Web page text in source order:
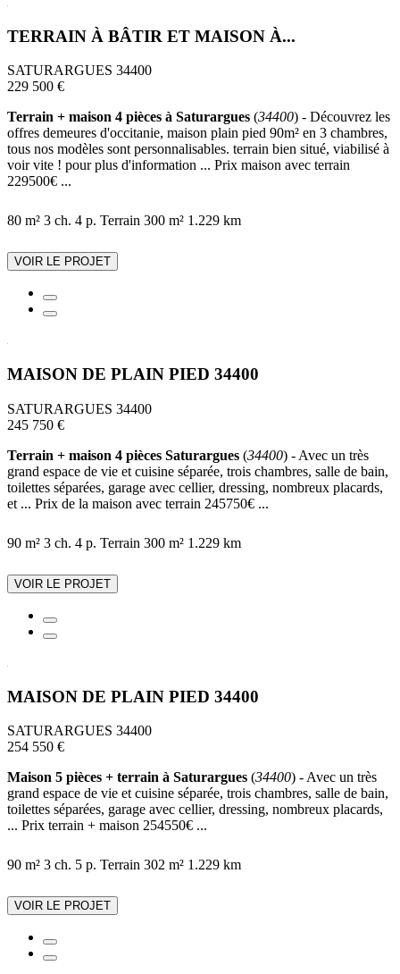
TERRAIN À BÂTIR ET MAISON À...
SATURARGUES 34400
229 500 €
Terrain + maison 4 pièces à Saturargues (34400) - Découvrez les
offres demeures d'occitanie, maison plain pied 90m² en 3 chambres,
tous nos modèles sont personnalisables. terrain bien situé, viabilisé à
voir vite ! pour plus d'information ... Prix maison avec terrain
229500€ ...
80 m² 3 ch. 4 p. Terrain 300 m² 1.229 km
VOIR LE PROJET
MAISON DE PLAIN PIED 34400
SATURARGUES 34400
245 750 €
Terrain + maison 4 pièces Saturargues (34400) - Avec un très
grand espace de vie et cuisine séparée, trois chambres, salle de bain,
toilettes séparées, garage avec cellier, dressing, nombreux placards,
et ... Prix de la maison avec terrain 245750€ ...
90 m² 3 ch. 4 p. Terrain 300 m² 1.229 km
VOIR LE PROJET
MAISON DE PLAIN PIED 34400
SATURARGUES 34400
254 550 €
Maison 5 pièces + terrain à Saturargues (34400) - Avec un très
grand espace de vie et cuisine séparée, trois chambres, salle de bain,
toilettes séparées, garage avec cellier, dressing, nombreux placards,
... Prix terrain + maison 254550€ ...
90 m² 3 ch. 5 p. Terrain 302 m² 1.229 km
VOIR LE PROJET